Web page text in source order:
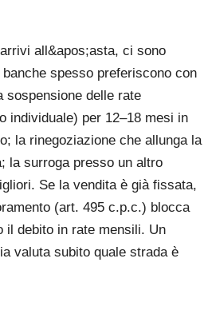
all&apos;asta, ci sono
spesso preferiscono con
sospensione delle rate
individuale) per 12–18 mesi in
la rinegoziazione che allunga la
la surroga presso un altro
Se la vendita è già fissata,
(art. 495 c.p.c.) blocca
il debito in rate mensili. Un
valuta subito quale strada è